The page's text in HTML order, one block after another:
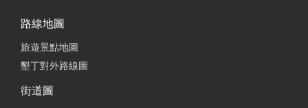
路線地圖
旅遊景點地圖
墾丁對外路線圖
街道圖